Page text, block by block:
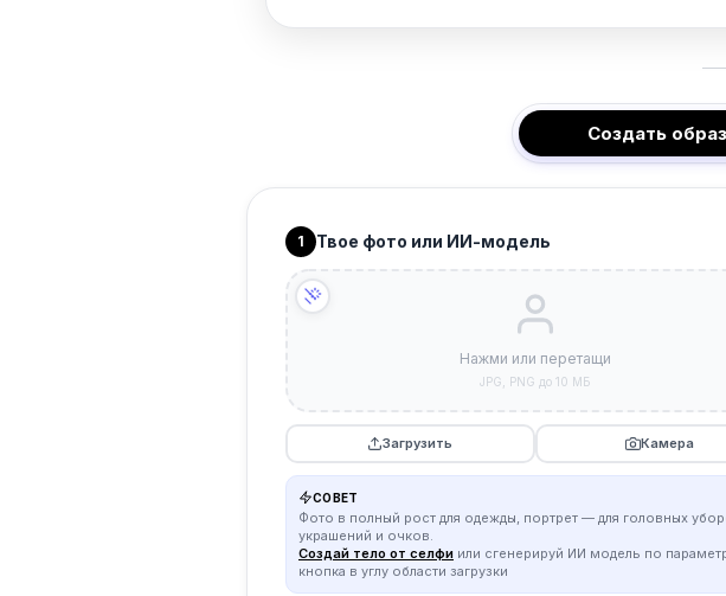
Создать образ
1 Твое фото или ИИ-модель
Нажми или перетащи
JPG, PNG до 10 МБ
Загрузить Камера
СОВЕТ
Фото в полный рост для одежды, портрет — для головных
украшений и очков.
Создай тело от селфи или сгенерируй ИИ модель по
кнопка в углу области загрузки